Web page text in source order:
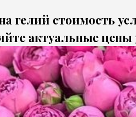
гелий стоимость
актуальные